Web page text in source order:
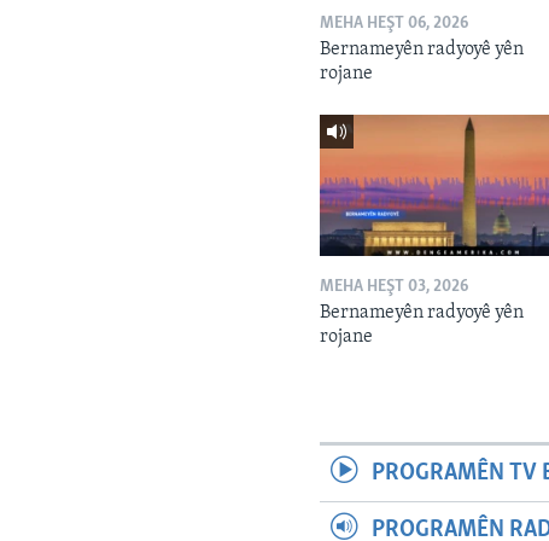
MEHA HEŞT 06, 2026
Bernameyên radyoyê yên
rojane
MEHA HEŞT 03, 2026
Bernameyên radyoyê yên
rojane
PROGRAMÊN TV
PROGRAMÊN